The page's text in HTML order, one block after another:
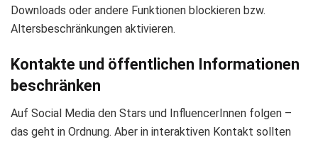
Downloads oder andere Funktionen blockieren bzw.
Altersbeschränkungen aktivieren.
Kontakte und öffentlichen Informationen
beschränken
Auf Social Media den Stars und InfluencerInnen folgen –
das geht in Ordnung. Aber in interaktiven Kontakt sollten